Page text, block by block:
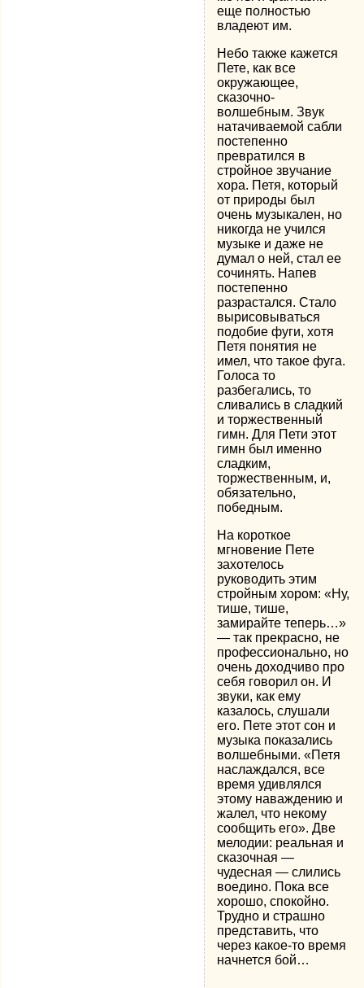
еще полностью
владеют им.
Небо также кажется
Пете, как все
окружающее,
сказочно-
волшебным. Звук
натачиваемой сабли
постепенно
превратился в
стройное звучание
хора. Петя, который
от природы был
очень музыкален, но
никогда не учился
музыке и даже не
думал о ней, стал ее
сочинять. Напев
постепенно
разрастался. Стало
вырисовываться
подобие фуги, хотя
Петя понятия не
имел, что такое фуга.
Голоса то
разбегались, то
сливались в сладкий
и торжественный
гимн. Для Пети этот
гимн был именно
сладким,
торжественным, и,
обязательно,
победным.
На короткое
мгновение Пете
захотелось
руководить этим
стройным хором: «Ну,
тише, тише,
замирайте теперь…»
— так прекрасно, не
профессионально, но
очень доходчиво про
себя говорил он. И
звуки, как ему
казалось, слушали
его. Пете этот сон и
музыка показались
волшебными. «Петя
наслаждался, все
время удивлялся
этому наваждению и
жалел, что некому
сообщить его». Две
мелодии: реальная и
сказочная —
чудесная — слились
воедино. Пока все
хорошо, спокойно.
Трудно и страшно
представить, что
через какое-то время
начнется бой…